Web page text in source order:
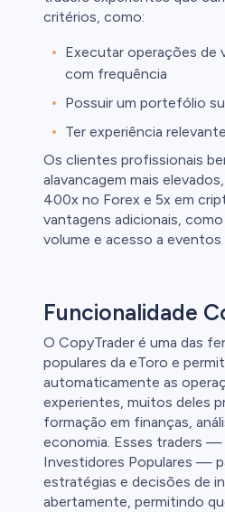
critérios, como:
Executar operações de
com frequência
Possuir um portefólio
Ter experiência
Os clientes profissionais
alavancagem mais
400x no Forex e 5x em
vantagens adicionais,
volume e acesso a eventos
Funcionalidade
O CopyTrader é uma das
populares da eToro e
automaticamente as
experientes, muitos deles
formação em finanças,
economia. Esses traders
Investidores Populares —
estratégias e decisões de
abertamente, permitindo
de